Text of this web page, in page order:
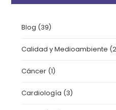
Blog (39)
Calidad y Medioambiente
Cáncer (1)
Cardiología (3)